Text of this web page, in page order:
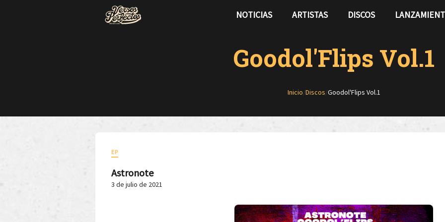
NOTICIAS ARTISTAS DISCOS
Goodol'Flips Vol.1
Inicio/Discos/Goodol'Flips Vol.1
EP
Astronote
3 de julio de 2021